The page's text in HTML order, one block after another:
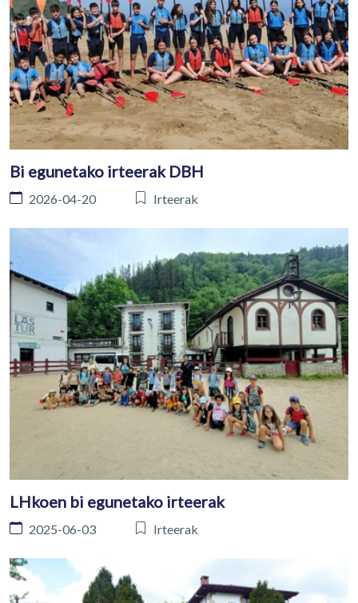
Bi egunetako irteerak DBH
2026-04-20 Irteerak
LHkoen bi egunetako irteerak
2025-06-03 Irteerak